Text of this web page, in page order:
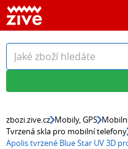
zbozi.zive.cz Mobily, GPS
Tvrzená skla pro mobilní telefony
Apolis tvrzené Blue Star UV 3D